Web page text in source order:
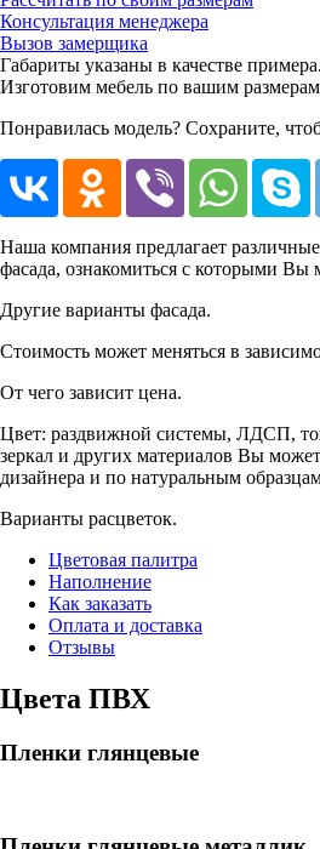
Консультация менеджера
Вызов замерщика
Габариты указаны в качестве примера.
Изготовим мебель по вашим
Понравилась модель? Сохраните,
Наша компания предлагает
фасада, ознакомиться с которыми Вы
Другие варианты фасада.
Стоимость может меняться в
От чего зависит цена.
Цвет: раздвижной системы, ЛДСП,
зеркал и других материалов Вы
дизайнера и по натуральным
Варианты расцветок.
Цветовая палитра
Наполнение
Как заказать
Оплата и доставка
Отзывы
Цвета ПВХ
Пленки глянцевые